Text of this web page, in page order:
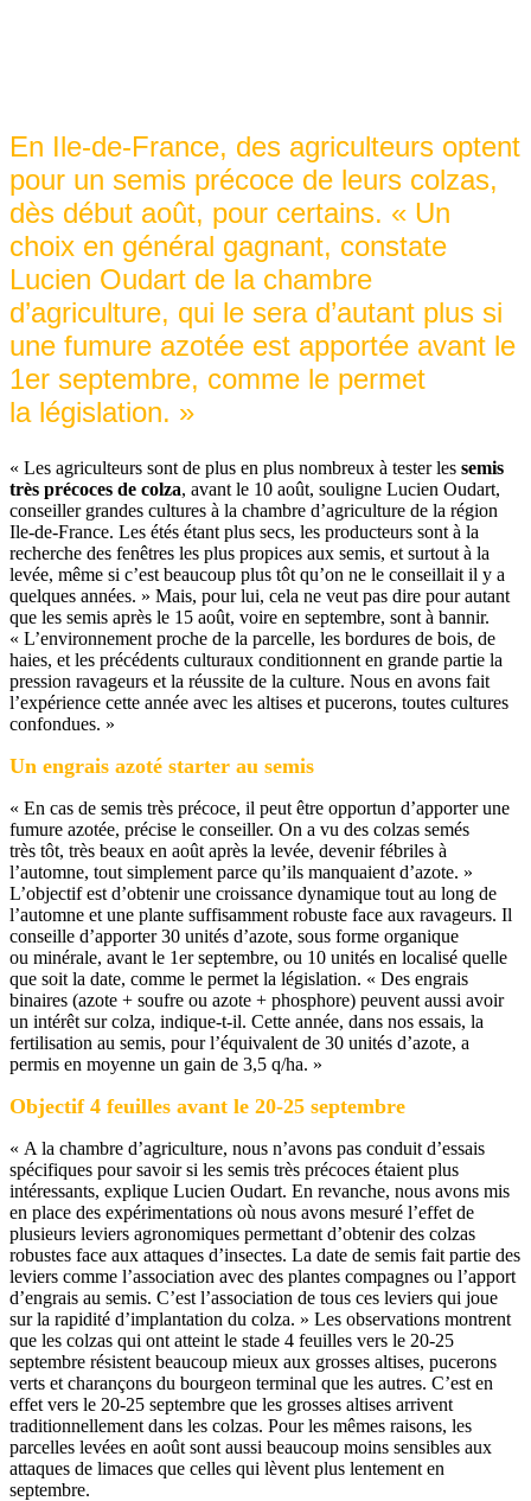
En Ile-de-France, des agriculteurs optent
pour un semis précoce de leurs colzas,
dès début août, pour certains. « Un
choix en général gagnant, constate
Lucien Oudart de la chambre
d’agriculture, qui le sera d’autant plus si
une fumure azotée est apportée avant le
1er septembre, comme le permet
la législation. »
« Les agriculteurs sont de plus en plus nombreux à tester les semis
très précoces de colza, avant le 10 août, souligne Lucien Oudart,
conseiller grandes cultures à la chambre d’agriculture de la région
Ile-de-France. Les étés étant plus secs, les producteurs sont à la
recherche des fenêtres les plus propices aux semis, et surtout à la
levée, même si c’est beaucoup plus tôt qu’on ne le conseillait il y a
quelques années. » Mais, pour lui, cela ne veut pas dire pour autant
que les semis après le 15 août, voire en septembre, sont à bannir.
« L’environnement proche de la parcelle, les bordures de bois, de
haies, et les précédents culturaux conditionnent en grande partie la
pression ravageurs et la réussite de la culture. Nous en avons fait
l’expérience cette année avec les altises et pucerons, toutes cultures
confondues. »
Un engrais azoté starter au semis
« En cas de semis très précoce, il peut être opportun d’apporter une
fumure azotée, précise le conseiller. On a vu des colzas semés
très tôt, très beaux en août après la levée, devenir fébriles à
l’automne, tout simplement parce qu’ils manquaient d’azote. »
L’objectif est d’obtenir une croissance dynamique tout au long de
l’automne et une plante suffisamment robuste face aux ravageurs. Il
conseille d’apporter 30 unités d’azote, sous forme organique
ou minérale, avant le 1er septembre, ou 10 unités en localisé quelle
que soit la date, comme le permet la législation. « Des engrais
binaires (azote + soufre ou azote + phosphore) peuvent aussi avoir
un intérêt sur colza, indique-t-il. Cette année, dans nos essais, la
fertilisation au semis, pour l’équivalent de 30 unités d’azote, a
permis en moyenne un gain de 3,5 q/ha. »
Objectif 4 feuilles avant le 20-25 septembre
« A la chambre d’agriculture, nous n’avons pas conduit d’essais
spécifiques pour savoir si les semis très précoces étaient plus
intéressants, explique Lucien Oudart. En revanche, nous avons mis
en place des expérimentations où nous avons mesuré l’effet de
plusieurs leviers agronomiques permettant d’obtenir des colzas
robustes face aux attaques d’insectes. La date de semis fait partie des
leviers comme l’association avec des plantes compagnes ou l’apport
d’engrais au semis. C’est l’association de tous ces leviers qui joue
sur la rapidité d’implantation du colza. » Les observations montrent
que les colzas qui ont atteint le stade 4 feuilles vers le 20-25
septembre résistent beaucoup mieux aux grosses altises, pucerons
verts et charançons du bourgeon terminal que les autres. C’est en
effet vers le 20-25 septembre que les grosses altises arrivent
traditionnellement dans les colzas. Pour les mêmes raisons, les
parcelles levées en août sont aussi beaucoup moins sensibles aux
attaques de limaces que celles qui lèvent plus lentement en
septembre.